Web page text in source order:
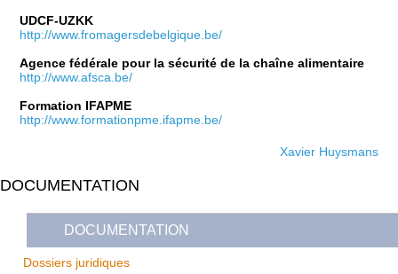
UDCF-UZKK
http://www.fromagersdebelgique.be/
Agence fédérale pour la sécurité de la chaîne alimentaire
http://www.afsca.be/
Formation IFAPME
http://www.formationpme.ifapme.be/
Xavier Huysmans
DOCUMENTATION
DOCUMENTATION
Dossiers juridiques